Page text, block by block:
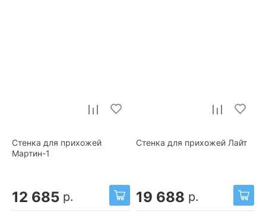
Стенка для прихожей
Мартин-1
12 685 р.
Стенка для прихожей Лайт
19 688 р.